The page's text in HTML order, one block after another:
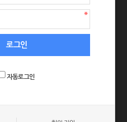
자동로그인